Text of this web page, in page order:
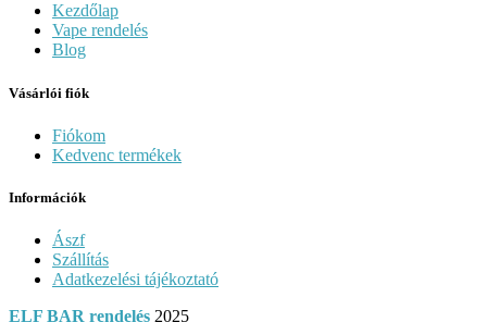
Kezdőlap
Vape rendelés
Blog
Vásárlói fiók
Fiókom
Kedvenc termékek
Információk
Ászf
Szállítás
Adatkezelési tájékoztató
ELF BAR rendelés 2025